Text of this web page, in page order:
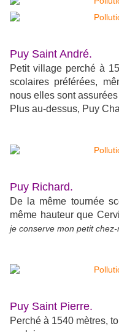
Puy Saint André.
Petit village perché à
scolaires préférées,
nous elles sont
Plus au-dessus, Puy
Puy Richard.
De la même tournée
même hauteur que
je conserve mon petit
Puy Saint Pierre.
Perché à 1540 mètres,